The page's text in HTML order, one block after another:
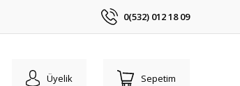
0(532) 012 18 09
Üyelik Sepetim